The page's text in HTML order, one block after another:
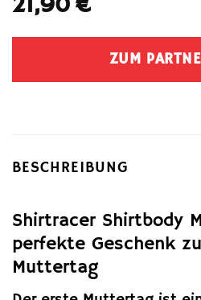
21,90€
ZUM
BESCHREIBUNG
Shirtracer Shirtbody
perfekte Geschenk
Muttertag